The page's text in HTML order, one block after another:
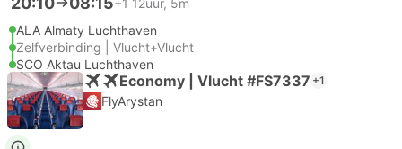
ALA Almaty Luchthaven
Zelfverbinding | Vlucht+Vlucht
SCO Aktau Luchthaven
Economy | Vlucht #FS7337 +1
FlyArystan